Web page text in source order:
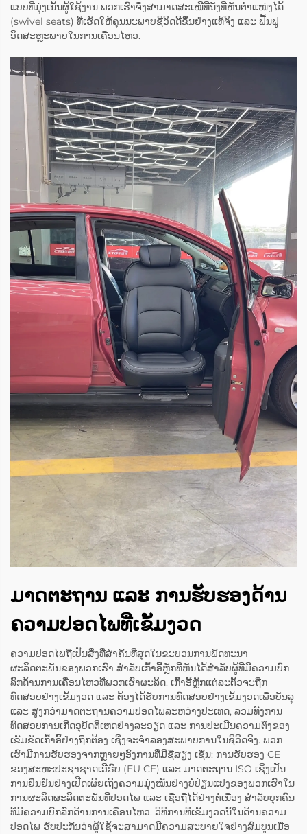
ແບບທີ່ມຸ່ງເນັ້ນຜູ້ໃຊ້ງານ ພວກເຮົາຈຶ່ງສາມາດສະເໜີທີ່ນັ່ງທີ່ຫັນຕຳແໜ່ງໄດ້
(swivel seats) ທີ່ເຮັດໃຫ້ຄຸນນະພາບຊີວິດດີຂຶ້ນຢ່າງແທ້ຈິງ ແລະ ຟື້ນຟູ
ອິດສະຫຼະພາບໃນການເຄື່ອນໄຫວ.
ມາດຕະຖານ ແລະ ການຮັບຮອງດ້ານ
ຄວາມປອດໄພທີ່ເຂັ້ມງວດ
ຄວາມປອດໄພຖືເປັນສິ່ງທີ່ສຳຄັນທີ່ສຸດໃນຂະບວນການພັດທະນາ
ຜະລິດຕະພັນຂອງພວກເຮົາ ສຳລັບເກົ້າອີ້ຫຼັກທີ່ຫັນໄດ້ສຳລັບຜູ້ທີ່ມີຄວາມບົກ
ລົກດ້ານການເຄື່ອນໄຫວທີ່ພວກເຮົາຜະລິດ. ເກົ້າອີ້ຫຼັກແຕ່ລະຕັ້ວຈະຖືກ
ທົດສອບຢ່າງເຂັ້ມງວດ ແລະ ຕ້ອງໄດ້ຮັບການທົດສອບຢ່າງເຂັ້ມງວດເພື່ອບັນລຸ
ແລະ ສູງກວ່າມາດຕະຖານຄວາມປອດໄພລະຫວ່າງປະເທດ, ລວມທັງການ
ທົດສອບການເກີດອຸບັດຕິເຫດຢ່າງລະອຽດ ແລະ ການປະເມີນຄວາມຕຶງຂອງ
ເຂັມຂັດເກົ້າອີ້ຢ່າງຖືກຕ້ອງ ເຊິ່ງຈະຈຳລອງສະພາບການໃນຊີວິດຈິງ. ພວກ
ເຮົາມີການຮັບຮອງຈາກຫຼາຍໆອົງການທີ່ມີຊື່ສຽງ ເຊັ່ນ: ການຮັບຮອງ CE
ຂອງສະຫະປະຊາຊາດເອີຣົບ (EU CE) ແລະ ມາດຕະຖານ ISO ເຊິ່ງເປັນ
ການຢືນຢັນຢ່າງເປີດເຜີຍເຖິງຄວາມມຸ່ງໝັ້ນຢ່າງບໍ່ປ່ຽນແປງຂອງພວກເຮົາໃນ
ການຜະລິດຜະລິດຕະພັນທີ່ປອດໄພ ແລະ ເຊື່ອຖືໄດ້ຢ່າງຕໍ່ເນື່ອງ ສຳລັບບຸກຄົນ
ທີ່ມີຄວາມບົກລົກດ້ານການເຄື່ອນໄຫວ. ວິທີການທີ່ເຂັ້ມງວດນີ້ໃນດ້ານຄວາມ
ປອດໄພ ຮັບປະກັນວ່າຜູ້ໃຊ້ຈະສາມາດມີຄວາມສະບາຍໃຈຢ່າງສົມບູນເມື່ອ